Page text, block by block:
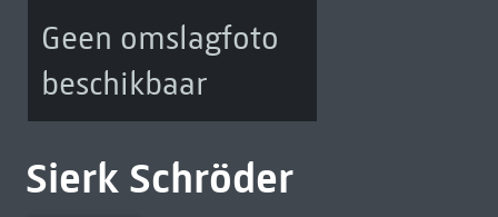
Geen omslagfoto
beschikbaar
Sierk Schröder